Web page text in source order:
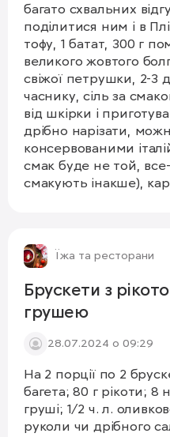
багато схвальних
поділитися ним і в Пліксі. Вам
тофу, 1 батат, 300 г помідорів, половина
великого жовтого
свіжої петрушки, 2-3 дрібки гранульованого
часнику, сіль за смаком. Помідори очистити
від шкірки і
дрібно нарізати,
консервованими
смак буде не той,
смакують інакше),
впродовж всього
додаємо нарізаний
батат буде
Наприкінці додайте
подрібнену петрушку,
Їжа та ресторани
Брускети з
грушею
28.07.2024 о 09:29
На 2 порції по 2 брускети
багета; 80 г рікоти; 8 невеликих шматочків
груші; 1/2 ч. л.
руколи чи дрібного